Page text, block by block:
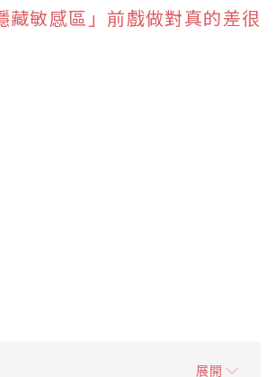
藏敏感區」前戲做對真的差很
展開